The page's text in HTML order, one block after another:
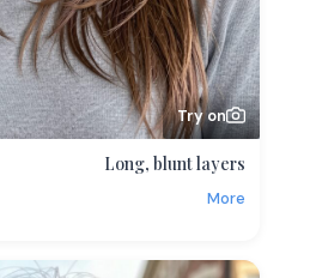
Try on
Long, blunt layers
More